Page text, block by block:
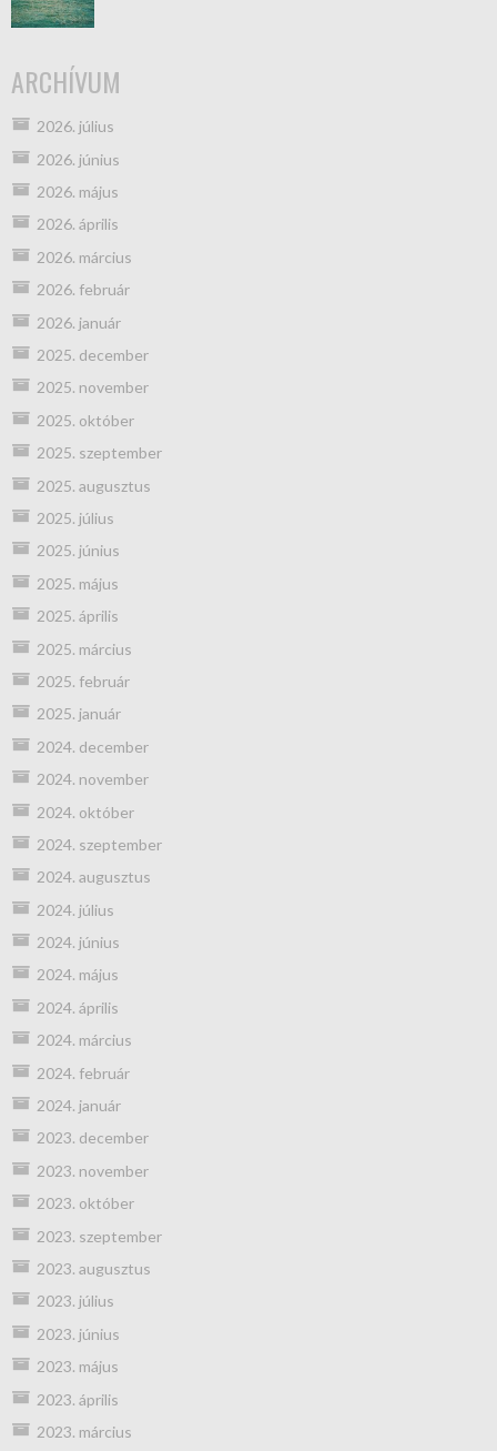
ARCHÍVUM
2026. július
2026. június
2026. május
2026. április
2026. március
2026. február
2026. január
2025. december
2025. november
2025. október
2025. szeptember
2025. augusztus
2025. július
2025. június
2025. május
2025. április
2025. március
2025. február
2025. január
2024. december
2024. november
2024. október
2024. szeptember
2024. augusztus
2024. július
2024. június
2024. május
2024. április
2024. március
2024. február
2024. január
2023. december
2023. november
2023. október
2023. szeptember
2023. augusztus
2023. július
2023. június
2023. május
2023. április
2023. március